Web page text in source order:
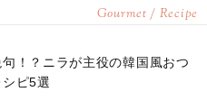
Gourmet / Recipe
！？ニラが主役の韓国風おつ
ピ5選